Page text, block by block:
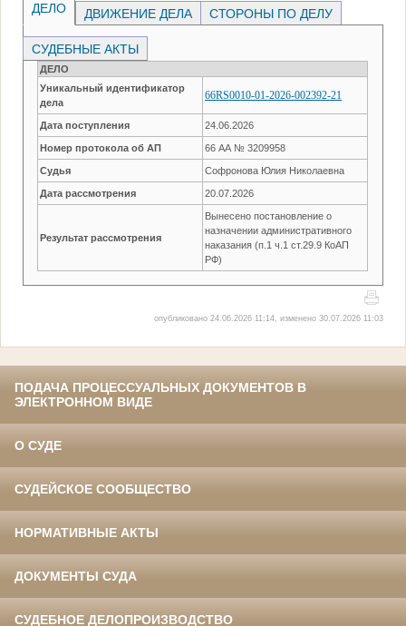
ДЕЛО ДВИЖЕНИЕ ДЕЛА СТОРОНЫ ПО ДЕЛУ
СУДЕБНЫЕ АКТЫ
ДЕЛО
Уникальный идентификатор
дела
66RS0010-01-2026-002392-21
Дата поступления 24.06.2026
Номер протокола об АП 66 АА № 3209958
Судья Софронова Юлия Николаевна
Дата рассмотрения 20.07.2026
Результат рассмотрения
Вынесено постановление о
назначении административного
наказания (п.1 ч.1 ст.29.9 КоАП
РФ)
опубликовано 24.06.2026 11:14, изменено 30.07.2026 11:03
ПОДАЧА ПРОЦЕССУАЛЬНЫХ ДОКУМЕНТОВ В
ЭЛЕКТРОННОМ ВИДЕ
О СУДЕ
СУДЕЙСКОЕ СООБЩЕСТВО
НОРМАТИВНЫЕ АКТЫ
ДОКУМЕНТЫ СУДА
СУДЕБНОЕ ДЕЛОПРОИЗВОДСТВО